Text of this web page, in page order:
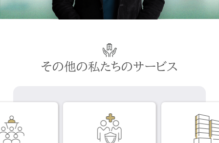
その他の私たちのサービス